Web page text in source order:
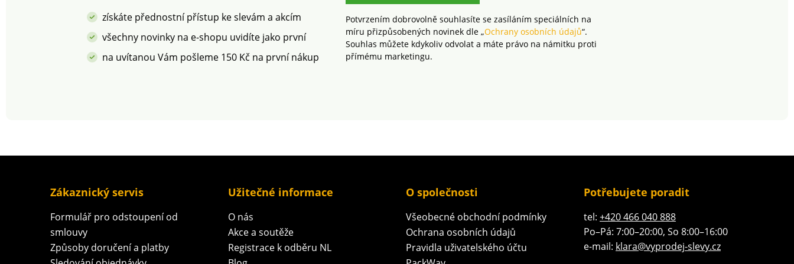
platných norem. Lze prát
v pračce.
získáte přednostní přístup ke slevám a akcím
všechny novinky na e-shopu uvidíte jako první
na uvítanou Vám pošleme 150 Kč na první nákup
Potvrzením dobrovolně souhlasíte se zasíláním speciálních na
míru přizpůsobených novinek dle „Ochrany osobních údajů“.
Souhlas můžete kdykoliv odvolat a máte právo na námitku proti
přímému marketingu.
Zákaznický servis
Formulář pro odstoupení od
smlouvy
Způsoby doručení a platby
Užitečné informace
O nás
Akce a soutěže
Registrace k odběru NL
O společnosti
Všeobecné obchodní podmínky
Ochrana osobních údajů
Pravidla uživatelského účtu
Potřebujete poradit
tel: +420 466 040 888
Po–Pá: 7:00–20:00, So 8:00–16:00
e-mail: klara@vyprodej-slevy.cz